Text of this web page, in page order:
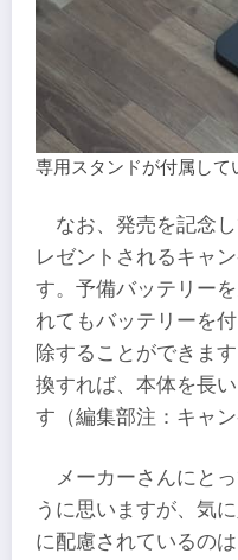
専用スタンドが付属して
なお、発売を記念
レゼントされるキャ
す。予備バッテリー
れてもバッテリーを
除することができま
換すれば、本体を長
す（編集部注：キャ
メーカーさんにと
うに思いますが、気
に配慮されているの